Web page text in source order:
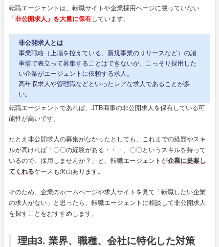
転職エージェントは、転職サイトや企業採用ページに載っていない
「非公開求人」を大量に保有しています。
非公開求人とは
事業戦略（上場を控えている、新規事業のリリースなど）の諸
事情で表立って募集することはできないが、こっそり採用した
い企業がエージェントに依頼する求人。
高年収求人や管理職などといったレアな求人であることが多
い。
転職エージェントであれば、JTB商事の非公開求人を保有している可
能性が高いです。
たとえ非公開求人の募集がなかったとしても、これまでの経歴やスキ
ルが高ければ「〇〇の経験がある・・・、〇〇というスキルを持って
いるので、採用しませんか？」と、転職エージェントが企業に提案し
てくれるケースも沢山あります。
そのため、企業のホームページや求人サイトを見て「転職したい企業
の求人がない」と思ったら、転職エージェントに相談して非公開求人
を探すことをおすすめします。
理由3. 業界、職種、会社に特化した対策